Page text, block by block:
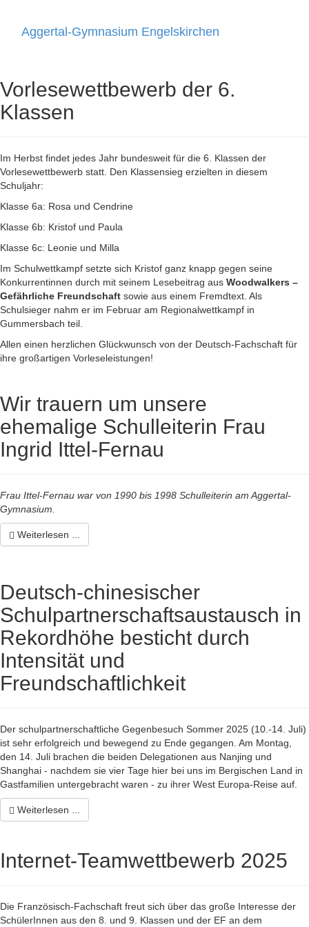
Aggertal-Gymnasium Engelskirchen
Vorlesewettbewerb der 6.
Klassen
Im Herbst findet jedes Jahr bundesweit für die 6. Klassen der
Vorlesewettbewerb statt. Den Klassensieg erzielten in diesem
Schuljahr:
Klasse 6a: Rosa und Cendrine
Klasse 6b: Kristof und Paula
Klasse 6c: Leonie und Milla
Im Schulwettkampf setzte sich Kristof ganz knapp gegen seine
Konkurrentinnen durch mit seinem Lesebeitrag aus Woodwalkers –
Gefährliche Freundschaft sowie aus einem Fremdtext. Als
Schulsieger nahm er im Februar am Regionalwettkampf in
Gummersbach teil.
Allen einen herzlichen Glückwunsch von der Deutsch-Fachschaft für
ihre großartigen Vorleseleistungen!
Wir trauern um unsere
ehemalige Schulleiterin Frau
Ingrid Ittel-Fernau
Frau Ittel-Fernau war von 1990 bis 1998 Schulleiterin am Aggertal-
Gymnasium.
Weiterlesen ...
Deutsch-chinesischer
Schulpartnerschaftsaustausch in
Rekordhöhe besticht durch
Intensität und
Freundschaftlichkeit
Der schulpartnerschaftliche Gegenbesuch Sommer 2025 (10.-14. Juli)
ist sehr erfolgreich und bewegend zu Ende gegangen. Am Montag,
den 14. Juli brachen die beiden Delegationen aus Nanjing und
Shanghai - nachdem sie vier Tage hier bei uns im Bergischen Land in
Gastfamilien untergebracht waren - zu ihrer West Europa-Reise auf.
Weiterlesen ...
Internet-Teamwettbewerb 2025
Die Französisch-Fachschaft freut sich über das große Interesse der
SchülerInnen aus den 8. und 9. Klassen und der EF an dem